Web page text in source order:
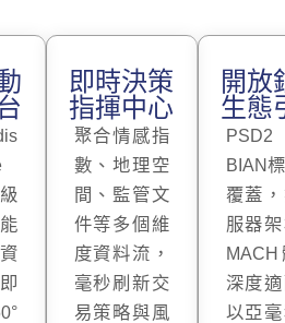
即時決策
指揮中心
聚合情感指
數、地理空
間、監管文
件等多個維
度資料流，
毫秒刷新交
易策略與風
開放
生態
BIAN
覆蓋，
服器
深度適
以亞